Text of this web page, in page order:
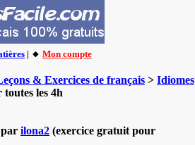
| 🔸 Mon compte
& Exercices de français > Idiomes
les 4h
ilona2 (exercice gratuit pour